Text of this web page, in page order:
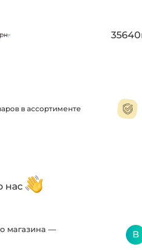
в ассортименте
нас
магазина —
В